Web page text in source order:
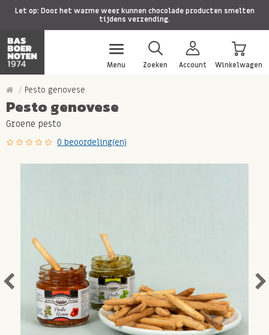
Let op: Door het warme weer kunnen chocolade producten smelten
tijdens verzending.
Menu Zoeken Account Winkelwagen
Pesto genovese
Pesto genovese
Groene pesto
0 beoordeling(en)